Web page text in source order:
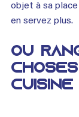
objet à sa
en servez plus.
OÙ